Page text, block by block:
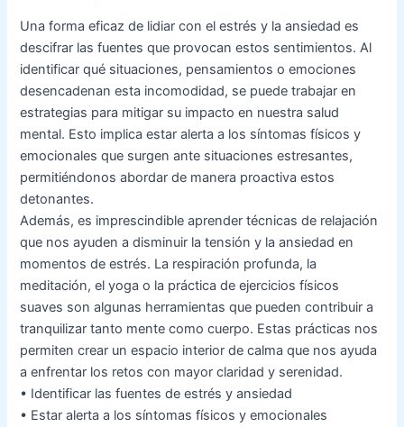
Una forma eficaz de lidiar con el estrés y la ansiedad es
descifrar las fuentes que provocan estos sentimientos. Al
identificar qué situaciones, pensamientos o emociones
desencadenan esta incomodidad, se puede trabajar en
estrategias para mitigar su impacto en nuestra salud
mental. Esto implica estar alerta a los síntomas físicos y
emocionales que surgen ante situaciones estresantes,
permitiéndonos abordar de manera proactiva estos
detonantes.
Además, es imprescindible aprender técnicas de relajación
que nos ayuden a disminuir la tensión y la ansiedad en
momentos de estrés. La respiración profunda, la
meditación, el yoga o la práctica de ejercicios físicos
suaves son algunas herramientas que pueden contribuir a
tranquilizar tanto mente como cuerpo. Estas prácticas nos
permiten crear un espacio interior de calma que nos ayuda
a enfrentar los retos con mayor claridad y serenidad.
• Identificar las fuentes de estrés y ansiedad
• Estar alerta a los síntomas físicos y emocionales